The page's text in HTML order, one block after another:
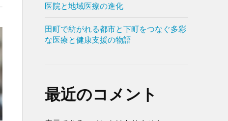
医院と地域医療の進化
田町で紡がれる都市と下町をつなぐ多彩
な医療と健康支援の物語
最近のコメント